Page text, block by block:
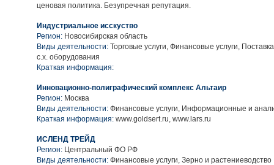
ценовая политика. Безупречная репутация.
Индустриальное исскуство
Регион: Новосибирская область
Виды деятельности: Торговые услуги, Финансовые услуги,
с.х. оборудования
Краткая информация:
Инновационно-полиграфический комплекс Альтаир
Регион: Москва
Виды деятельности: Финансовые услуги, Информационные и
Краткая информация: www.goldsert.ru, www.lars.ru
ИСЛЕНД ТРЕЙД
Регион: Центральный ФО РФ
Виды деятельности: Финансовые услуги, Зерно и растениеводство